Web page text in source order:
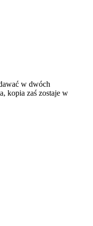
w dwóch
kopia zaś zostaje w